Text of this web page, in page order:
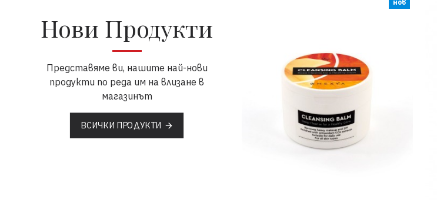
Нови Продукти
Представяме ви, нашите най-нови
продукти по реда им на влизане в
магазинът
ВСИЧКИ ПРОДУКТИ
нов